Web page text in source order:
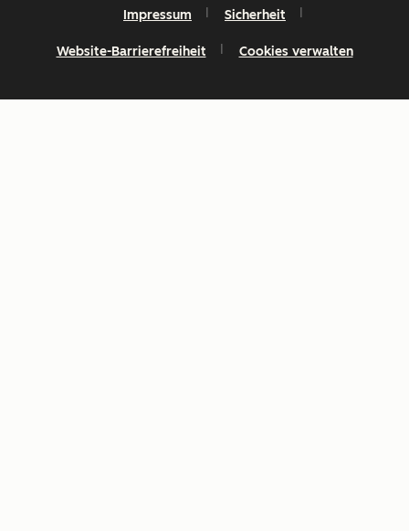
Impressum Sicherheit
Website-Barrierefreiheit Cookies verwalten